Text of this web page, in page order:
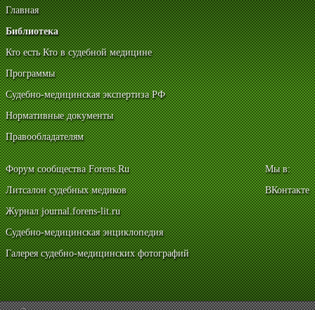
Главная
Библиотека
Кто есть Кто в судебной медицине
Программы
Судебно-медицинская экспертиза РФ
Нормативные документы
Правообладателям
Форум сообщества Forens.Ru
Литсалон судебных медиков
Журнал journal.forens-lit.ru
Судебно-медицинская энциклопедия
Галерея судебно-медицинских фотографий
Мы в:
ВКонтакте